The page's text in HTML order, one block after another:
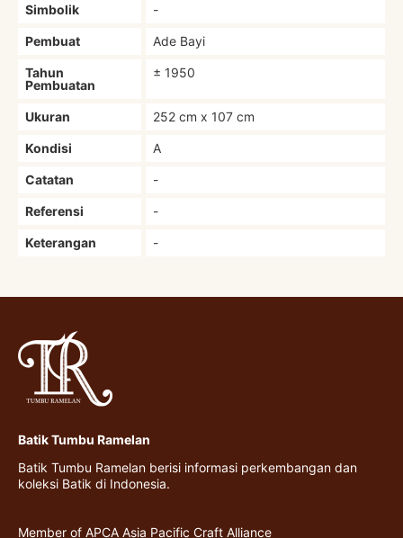
Simbolik -
Pembuat Ade Bayi
Tahun
Pembuatan
± 1950
Ukuran 252 cm x 107 cm
Kondisi A
Catatan -
Referensi -
Keterangan -
Batik Tumbu Ramelan
Batik Tumbu Ramelan berisi informasi perkembangan dan
koleksi Batik di Indonesia.
Member of APCA Asia Pacific Craft Alliance